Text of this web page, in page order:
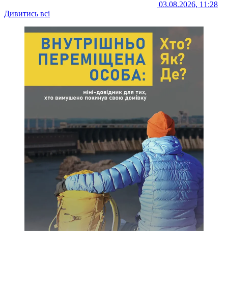
03.08.2026, 11:28
Дивитись всі